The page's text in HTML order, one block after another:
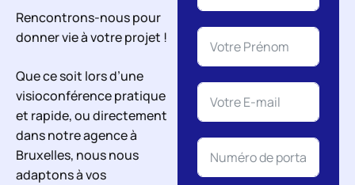
Rencontrons-nous pour
donner vie à votre projet !
Que ce soit lors d’une
visioconférence pratique
et rapide, ou directement
dans notre agence à
Bruxelles, nous nous
adaptons à vos